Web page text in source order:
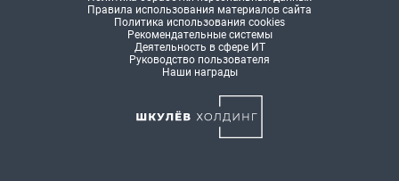
Правила использования материалов сайта
Политика использования cookies
Рекомендательные системы
Деятельность в сфере ИТ
Руководство пользователя
Наши награды